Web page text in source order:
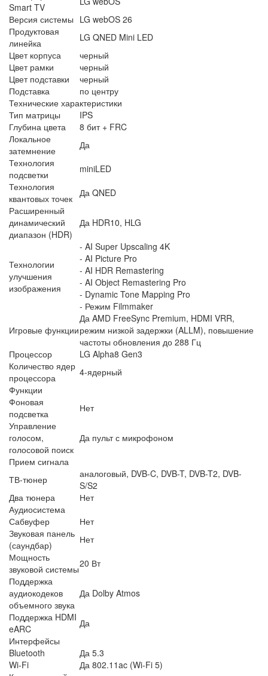
Smart TV
Версия системы LG webOS 26
Продуктовая
линейка
LG QNED Mini LED
Цвет корпуса
черный
Цвет рамки
черный
Цвет подставки
черный
Подставка
по центру
Технические характеристики
Тип матрицы
IPS
Глубина цвета
8 бит + FRC
Локальное
затемнение
Да
Технология
подсветки
miniLED
Технология
квантовых точек
Да QNED
Расширенный
динамический
диапазон (HDR)
Да HDR10, HLG
Технологии
улучшения
изображения
- AI Super Upscaling 4K
- AI Picture Pro
- AI HDR Remastering
- AI Object Remastering Pro
- Dynamic Tone Mapping Pro
- Режим Filmmaker
Игровые функции
Да AMD FreeSync Premium, HDMI VRR,
режим низкой задержки (ALLM), повышение
частоты обновления до 288 Гц
Процессор
LG Alpha8 Gen3
Количество ядер
процессора
4-ядерный
Функции
Фоновая
подсветка
Нет
Управление
голосом,
голосовой поиск
Да пульт с микрофоном
Прием сигнала
ТВ-тюнер
аналоговый, DVB-C, DVB-T, DVB-T2, DVB-
S/S2
Два тюнера
Нет
Аудиосистема
Сабвуфер
Нет
Звуковая панель
(саундбар)
Нет
Мощность
звуковой системы20 Вт
Поддержка
аудиокодеков
объемного звука
Да Dolby Atmos
Поддержка HDMI
eARC
Да
Интерфейсы
Bluetooth
Да 5.3
Wi-Fi
Да 802.11ac (Wi-Fi 5)